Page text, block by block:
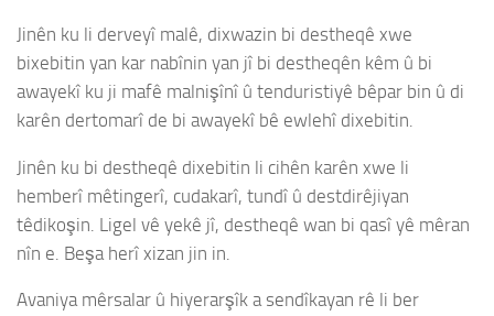
Jinên ku li derveyî malê, dixwazin bi destheqê xwe
bixebitin yan kar nabînin yan jî bi destheqên kêm û bi
awayekî ku ji mafê malnişînî û tenduristiyê bêpar bin û di
karên dertomarî de bi awayekî bê ewlehî dixebitin.
Jinên ku bi destheqê dixebitin li cihên karên xwe li
hemberî mêtingerî, cudakarî, tundî û destdirêjiyan
têdikoşin. Ligel vê yekê jî, destheqê wan bi qasî yê mêran
nîn e. Beşa herî xizan jin in.
Avaniya mêrsalar û hiyerarşîk a sendîkayan rê li ber